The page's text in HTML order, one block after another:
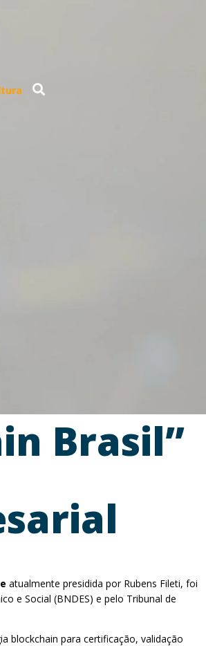
Brasil”
atualmente presidida por Rubens Fileti, foi
e Social (BNDES) e pelo Tribunal de
blockchain para certificação, validação